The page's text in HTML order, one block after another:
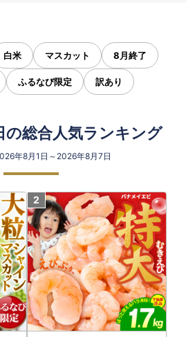
白米 マスカット 8月終了
ふるなび限定 訳あり
総合人気ランキング
年8月1日～2026年8月7日